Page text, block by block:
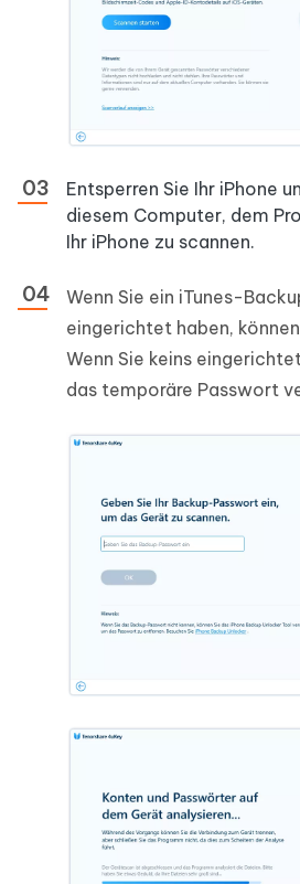
Entsperren Sie Ihr iPhone
diesem Computer, dem
Ihr iPhone zu scannen.
Wenn Sie ein iTunes-
eingerichtet haben,
Wenn Sie keins
das temporäre Passwort